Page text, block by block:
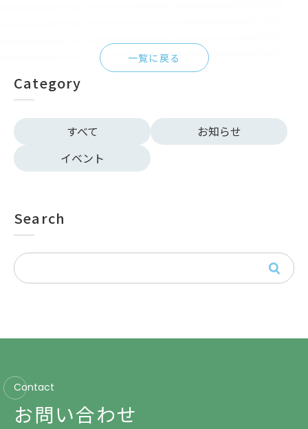
Category
すべて
お知らせ
イベント
Search
一覧に戻る
Contact
お問い合わせ